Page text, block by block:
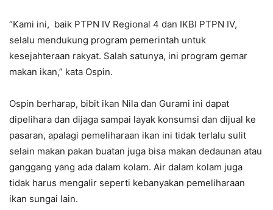
“Kami ini, baik PTPN IV Regional 4 dan IKBI PTPN IV,
selalu mendukung program pemerintah untuk
kesejahteraan rakyat. Salah satunya, ini program gemar
makan ikan,” kata Ospin.
Ospin berharap, bibit ikan Nila dan Gurami ini dapat
dipelihara dan dijaga sampai layak konsumsi dan dijual ke
pasaran, apalagi pemeliharaan ikan ini tidak terlalu sulit
selain makan pakan buatan juga bisa makan dedaunan atau
ganggang yang ada dalam kolam. Air dalam kolam juga
tidak harus mengalir seperti kebanyakan pemeliharaan
ikan sungai lain.